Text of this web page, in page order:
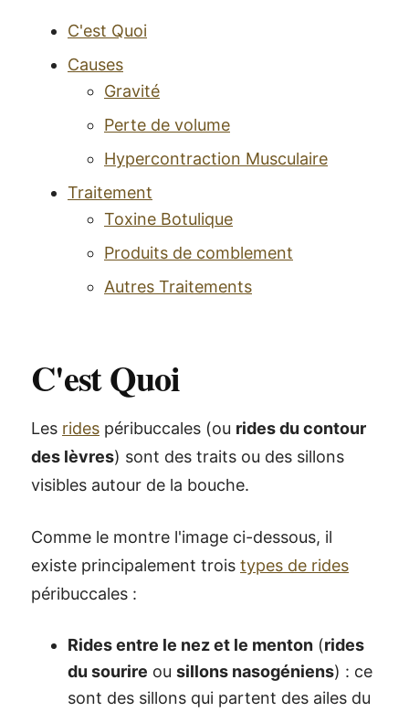
C'est Quoi
Causes
Gravité
Perte de volume
Hypercontraction Musculaire
Traitement
Toxine Botulique
Produits de comblement
Autres Traitements
C'est Quoi
Les rides péribuccales (ou rides du contour
des lèvres) sont des traits ou des sillons
visibles autour de la bouche.
Comme le montre l'image ci-dessous, il
existe principalement trois types de rides
péribuccales :
Rides entre le nez et le menton (rides
du sourire ou sillons nasogéniens) : ce
sont des sillons qui partent des ailes du